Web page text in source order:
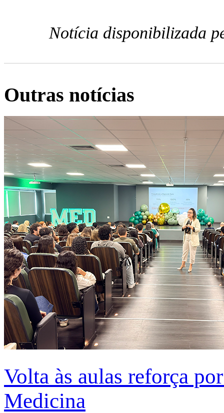
Notícia disponibilizada
Outras notícias
Volta às aulas reforça
Medicina